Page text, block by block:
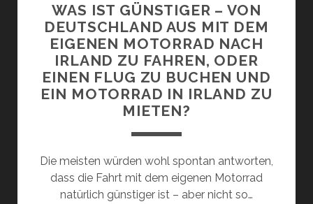
WAS IST GÜNSTIGER – VON
DEUTSCHLAND AUS MIT DEM
EIGENEN MOTORRAD NACH
IRLAND ZU FAHREN, ODER
EINEN FLUG ZU BUCHEN UND
EIN MOTORRAD IN IRLAND ZU
MIETEN?
Die meisten würden wohl spontan antworten,
dass die Fahrt mit dem eigenen Motorrad
natürlich günstiger ist – aber nicht so…